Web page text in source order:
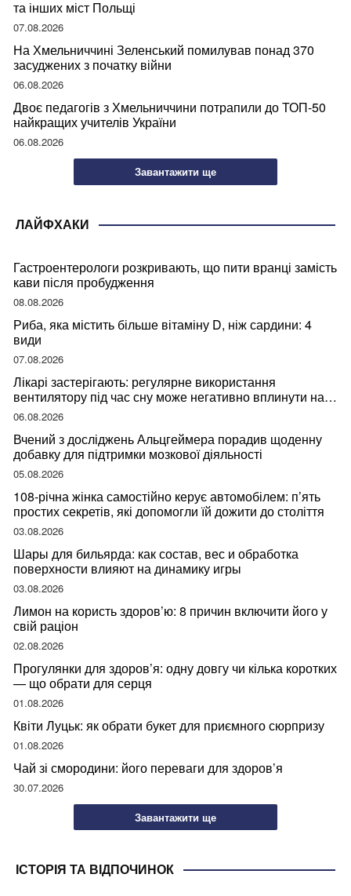
та інших міст Польщі
07.08.2026
На Хмельниччині Зеленський помилував понад 370
засуджених з початку війни
06.08.2026
Двоє педагогів з Хмельниччини потрапили до ТОП-50
найкращих учителів України
06.08.2026
Завантажити ще
ЛАЙФХАКИ
Гастроентерологи розкривають, що пити вранці замість
кави після пробудження
08.08.2026
Риба, яка містить більше вітаміну D, ніж сардини: 4
види
07.08.2026
Лікарі застерігають: регулярне використання
вентилятору під час сну може негативно вплинути на
ваше здоров’я
06.08.2026
Вчений з досліджень Альцгеймера порадив щоденну
добавку для підтримки мозкової діяльності
05.08.2026
108-річна жінка самостійно керує автомобілем: п’ять
простих секретів, які допомогли їй дожити до століття
03.08.2026
Шары для бильярда: как состав, вес и обработка
поверхности влияют на динамику игры
03.08.2026
Лимон на користь здоров’ю: 8 причин включити його у
свій раціон
02.08.2026
Прогулянки для здоров’я: одну довгу чи кілька коротких
— що обрати для серця
01.08.2026
Квіти Луцьк: як обрати букет для приємного сюрпризу
01.08.2026
Чай зі смородини: його переваги для здоров’я
30.07.2026
Завантажити ще
ІСТОРІЯ ТА ВІДПОЧИНОК